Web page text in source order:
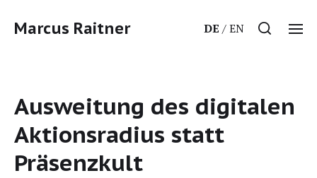
Marcus Raitner DE EN
Ausweitung des digitalen
Aktionsradius statt
Präsenzkult